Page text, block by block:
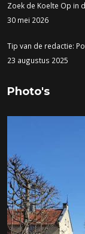
Zoek de Koelte Op in
30 mei 2026
Tip van de redactie:
23 augustus 2025
Photo's